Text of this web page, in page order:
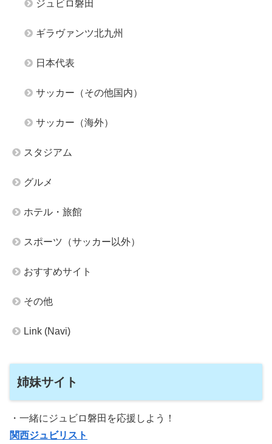
ジュビロ磐田
ギラヴァンツ北九州
日本代表
サッカー（その他国内）
サッカー（海外）
スタジアム
グルメ
ホテル・旅館
スポーツ（サッカー以外）
おすすめサイト
その他
Link (Navi)
姉妹サイト
・一緒にジュビロ磐田を応援しよう！
関西ジュビリスト